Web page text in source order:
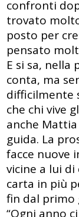
confronti
trovato
posto per
pensato
E si sa,
conta, ma
difficilmente
che chi vive
anche
guida. La
facce nuove
vicine a lui
carta in più
fin dal primo
“Ogni anno